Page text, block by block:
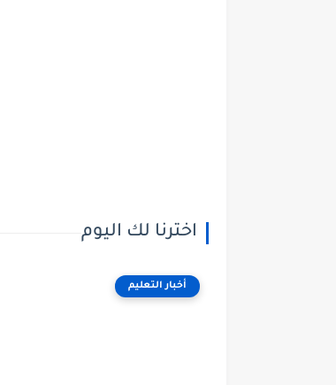
اخترنا لك اليوم
أخبار التعليم